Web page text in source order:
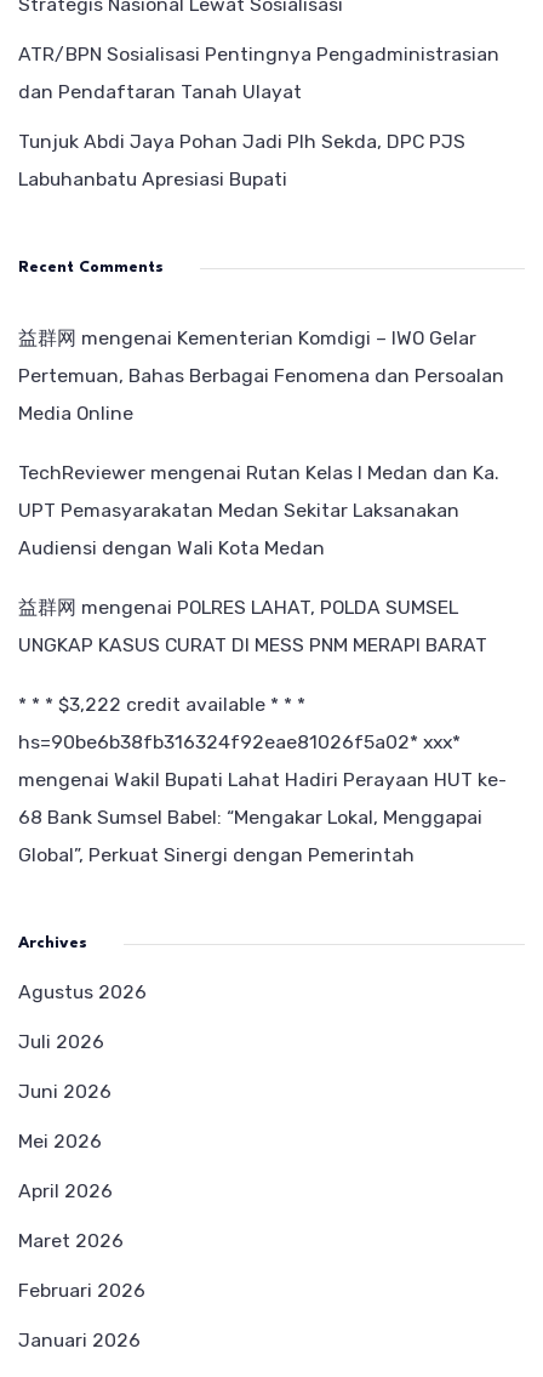
Strategis Nasional Lewat Sosialisasi
ATR/BPN Sosialisasi Pentingnya Pengadministrasian
dan Pendaftaran Tanah Ulayat
Tunjuk Abdi Jaya Pohan Jadi Plh Sekda, DPC PJS
Labuhanbatu Apresiasi Bupati
Recent Comments
益群网 mengenai Kementerian Komdigi – IWO Gelar
Pertemuan, Bahas Berbagai Fenomena dan Persoalan
Media Online
TechReviewer mengenai Rutan Kelas I Medan dan Ka.
UPT Pemasyarakatan Medan Sekitar Laksanakan
Audiensi dengan Wali Kota Medan
益群网 mengenai POLRES LAHAT, POLDA SUMSEL
UNGKAP KASUS CURAT DI MESS PNM MERAPI BARAT
* * * $3,222 credit available * * *
hs=90be6b38fb316324f92eae81026f5a02* ххх*
mengenai Wakil Bupati Lahat Hadiri Perayaan HUT ke-
68 Bank Sumsel Babel: “Mengakar Lokal, Menggapai
Global”, Perkuat Sinergi dengan Pemerintah
Archives
Agustus 2026
Juli 2026
Juni 2026
Mei 2026
April 2026
Maret 2026
Februari 2026
Januari 2026